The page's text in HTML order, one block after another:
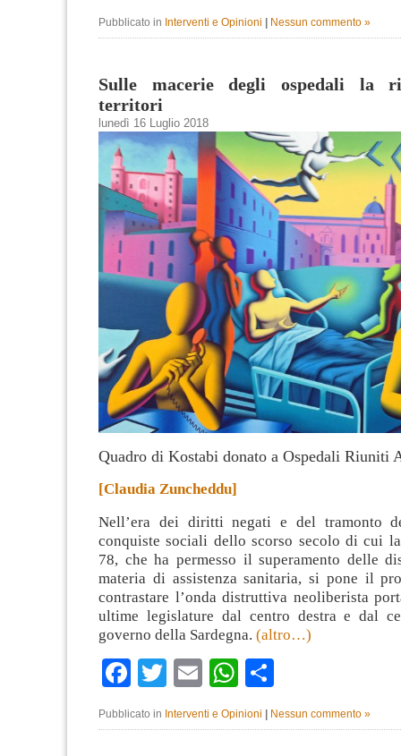
Pubblicato in Interventi e Opinioni Nessun commento »
Sulle macerie degli ospedali la
territori
lunedì 16 Luglio 2018
Quadro di Kostabi donato a Ospedali Riuniti
[Claudia Zuncheddu]
Nell’era dei diritti negati e del tramonto
conquiste sociali dello scorso secolo di cui
78, che ha permesso il superamento delle
materia di assistenza sanitaria, si pone il
contrastare l’onda distruttiva neoliberista
ultime legislature dal centro destra e dal
governo della Sardegna. (altro…)
Facebook
TwitterEmailWhatsApp
Pubblicato in Interventi e Opinioni | Nessun commento »